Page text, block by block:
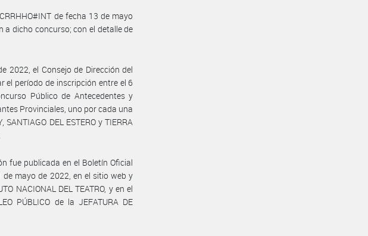
de fecha 13 de mayo
a dicho concurso; con el detalle de
2022, el Consejo de Dirección del
el período de inscripción entre el 6
Público de Antecedentes y
Provinciales, uno por cada una
DEL ESTERO y TIERRA
fue publicada en el Boletín Oficial
de mayo de 2022, en el sitio web y
NACIONAL DEL TEATRO, y en el
PÚBLICO de la JEFATURA DE